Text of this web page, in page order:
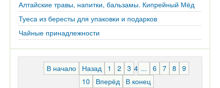
Алтайские травы, напитки, бальзамы. Кипрейный Мёд
Туеса из бересты для упаковки и подарков
Чайные принадлежности
В начало Назад 1 2 3 4 ... 6 7 8
9
10
Вперёд
В конец